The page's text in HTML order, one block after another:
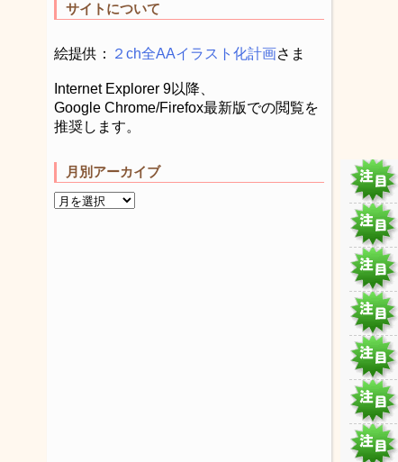
サイトについて
絵提供： ２ch全AAイラスト化計画さま
Internet Explorer 9以降、
Google Chrome/Firefox最新版での閲覧を
推奨します。
月別アーカイブ